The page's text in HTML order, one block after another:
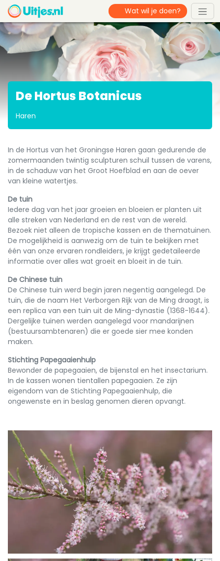
De Hortus Botanicus
Haren
In de Hortus van het Groningse Haren gaan gedurende de
zomermaanden twintig sculpturen schuil tussen de varens,
in de schaduw van het Groot Hoefblad en aan de oever
van kleine watertjes.
De tuin
Iedere dag van het jaar groeien en bloeien er planten uit
alle streken van Nederland en de rest van de wereld.
Bezoek niet alleen de tropische kassen en de thematuinen.
De mogelijkheid is aanwezig om de tuin te bekijken met
één van onze ervaren rondleiders, je krijgt gedetaileerde
informatie over alles wat groeit en bloeit in de tuin.
De Chinese tuin
De Chinese tuin werd begin jaren negentig aangelegd. De
tuin, die de naam Het Verborgen Rijk van de Ming draagt, is
een replica van een tuin uit de Ming-dynastie (1368-1644).
Dergelijke tuinen werden aangelegd voor mandarijnen
(bestuursambtenaren) die er goede sier mee konden
maken.
Stichting Papegaaienhulp
Bewonder de papegaaien, de bijenstal en het insectarium.
In de kassen wonen tientallen papegaaien. Ze zijn
eigendom van de Stichting Papegaaienhulp, die
ongewenste en in beslag genomen dieren opvangt.